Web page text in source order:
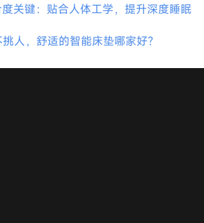
关键：贴合人体工学，提升深度睡眠
人，舒适的智能床垫哪家好？